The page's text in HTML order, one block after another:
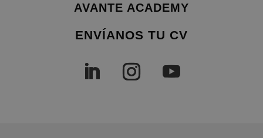
AVANTE ACADEMY
ENVÍANOS TU CV